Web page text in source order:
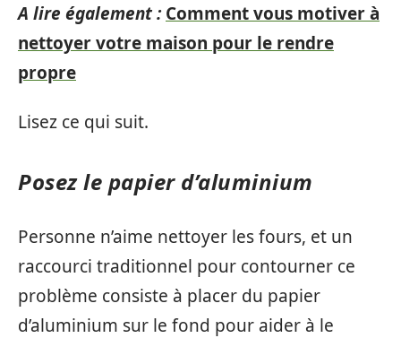
A lire également : Comment vous motiver à
nettoyer votre maison pour le rendre
propre
Lisez ce qui suit.
Posez le papier d’aluminium
Personne n’aime nettoyer les fours, et un
raccourci traditionnel pour contourner ce
problème consiste à placer du papier
d’aluminium sur le fond pour aider à le